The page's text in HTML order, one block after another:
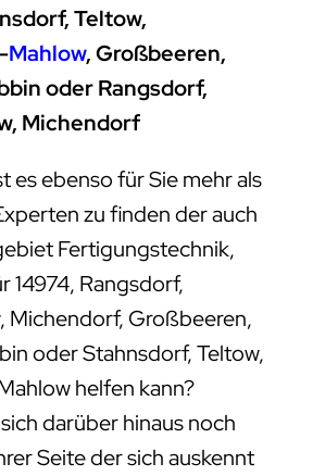
Teltow,
Mahlow, Großbeeren,
oder Rangsdorf,
Michendorf
es ebenso für Sie mehr als
zu finden der auch
Fertigungstechnik,
14974, Rangsdorf,
Michendorf, Großbeeren,
oder Stahnsdorf, Teltow,
helfen kann?
darüber hinaus noch
Seite der sich auskennt